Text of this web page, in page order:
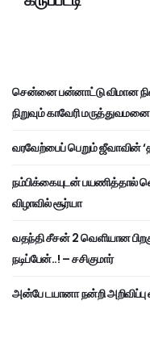
சென்னை பன்னாட்டு விமான
நிறுவும் காவேரி
வரவேற்பைப் பெறும் ஜீவாவின்
நம்பிக்கையுடன் பயணித்தால்
விழாவில் சூர்யா
வதந்தி சீசன் 2 வெளியான
நடிப்பேன்..! – சசிகுமார்
அன்பே டயானா நன்றி அறிவிப்பு